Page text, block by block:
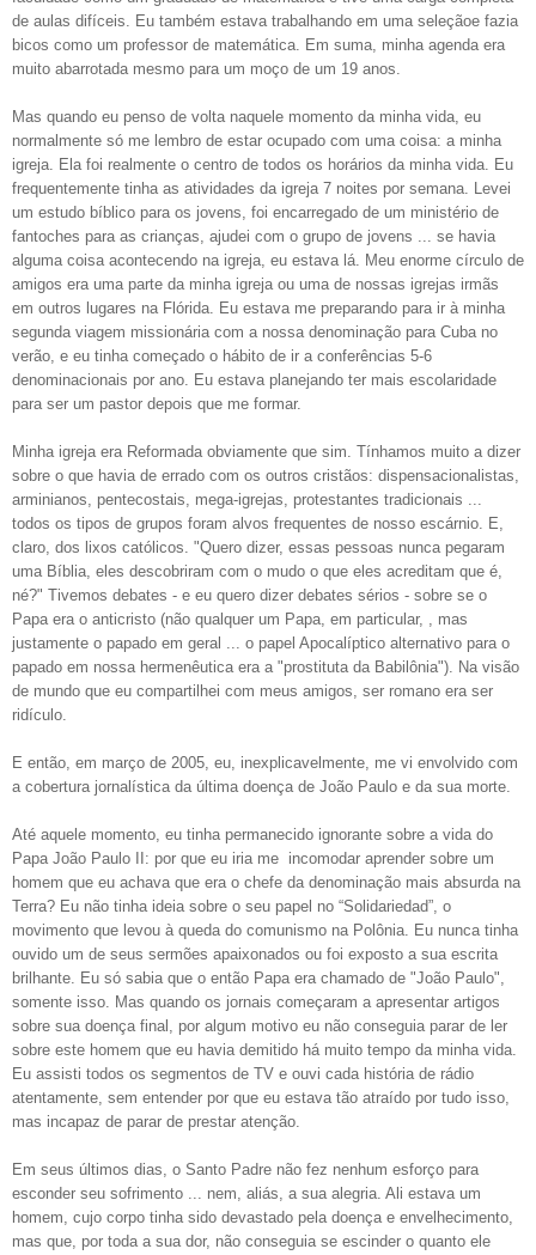
de aulas difíceis. Eu também estava trabalhando em uma seleçãoe fazia
bicos como um professor de matemática. Em suma, minha agenda era
muito abarrotada mesmo para um moço de um 19 anos.
Mas quando eu penso de volta naquele momento da minha vida, eu
normalmente só me lembro de estar ocupado com uma coisa: a minha
igreja. Ela foi realmente o centro de todos os horários da minha vida. Eu
frequentemente tinha as atividades da igreja 7 noites por semana. Levei
um estudo bíblico para os jovens, foi encarregado de um ministério de
fantoches para as crianças, ajudei com o grupo de jovens ... se havia
alguma coisa acontecendo na igreja, eu estava lá. Meu enorme círculo de
amigos era uma parte da minha igreja ou uma de nossas igrejas irmãs
em outros lugares na Flórida. Eu estava me preparando para ir à minha
segunda viagem missionária com a nossa denominação para Cuba no
verão, e eu tinha começado o hábito de ir a conferências 5-6
denominacionais por ano. Eu estava planejando ter mais escolaridade
para ser um pastor depois que me formar.
Minha igreja era Reformada obviamente que sim. Tínhamos muito a dizer
sobre o que havia de errado com os outros cristãos: dispensacionalistas,
arminianos, pentecostais, mega-igrejas, protestantes tradicionais ...
todos os tipos de grupos foram alvos frequentes de nosso escárnio. E,
claro, dos lixos católicos. "Quero dizer, essas pessoas nunca pegaram
uma Bíblia, eles descobriram com o mudo o que eles acreditam que é,
né?" Tivemos debates - e eu quero dizer debates sérios - sobre se o
Papa era o anticristo (não qualquer um Papa, em particular, , mas
justamente o papado em geral ... o papel Apocalíptico alternativo para o
papado em nossa hermenêutica era a "prostituta da Babilônia"). Na visão
de mundo que eu compartilhei com meus amigos, ser romano era ser
ridículo.
E então, em março de 2005, eu, inexplicavelmente, me vi envolvido com
a cobertura jornalística da última doença de João Paulo e da sua morte.
Até aquele momento, eu tinha permanecido ignorante sobre a vida do
Papa João Paulo II: por que eu iria me incomodar aprender sobre um
homem que eu achava que era o chefe da denominação mais absurda na
Terra? Eu não tinha ideia sobre o seu papel no “Solidariedad”, o
movimento que levou à queda do comunismo na Polônia. Eu nunca tinha
ouvido um de seus sermões apaixonados ou foi exposto a sua escrita
brilhante. Eu só sabia que o então Papa era chamado de "João Paulo",
somente isso. Mas quando os jornais começaram a apresentar artigos
sobre sua doença final, por algum motivo eu não conseguia parar de ler
sobre este homem que eu havia demitido há muito tempo da minha vida.
Eu assisti todos os segmentos de TV e ouvi cada história de rádio
atentamente, sem entender por que eu estava tão atraído por tudo isso,
mas incapaz de parar de prestar atenção.
Em seus últimos dias, o Santo Padre não fez nenhum esforço para
esconder seu sofrimento ... nem, aliás, a sua alegria. Ali estava um
homem, cujo corpo tinha sido devastado pela doença e envelhecimento,
mas que, por toda a sua dor, não conseguia se escinder o quanto ele